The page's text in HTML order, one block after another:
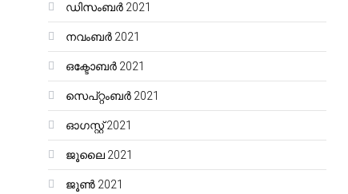
ഡിസംബർ 2021
നവംബർ 2021
ഒക്ടോബർ 2021
സെപ്റ്റംബർ 2021
ഓഗസ്റ്റ്‌ 2021
ജൂലൈ 2021
ജൂൺ 2021